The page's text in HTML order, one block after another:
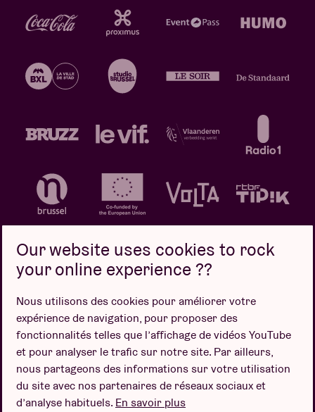
Politique de confidentialité
Politique de cookies
Conditions de vente
Design par
Our website uses cookies to rock
your online experience ??
Nous utilisons des cookies pour améliorer votre
expérience de navigation, pour proposer des
fonctionnalités telles que l’affichage de vidéos YouTube
et pour analyser le trafic sur notre site. Par ailleurs,
nous partageons des informations sur votre utilisation
du site avec nos partenaires de réseaux sociaux et
d’analyse habituels. En savoir plus